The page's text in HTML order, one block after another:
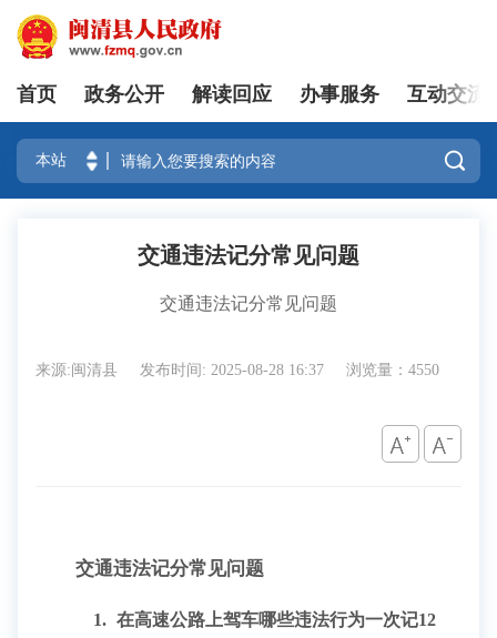
登录
首页 政务公开 解读回应 办事服务 互动交流

交通违法记分常见问题
交通违法记分常见问题
来源:闽清县 发布时间: 2025-08-28 16:37 浏览量：4550
交通违法记分常见问题
1. 在高速公路上驾车哪些违法行为一次记12